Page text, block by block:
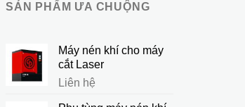
SẢN PHẨM ƯA CHUỘNG
Máy nén khí cho máy
cắt Laser
Liên hệ